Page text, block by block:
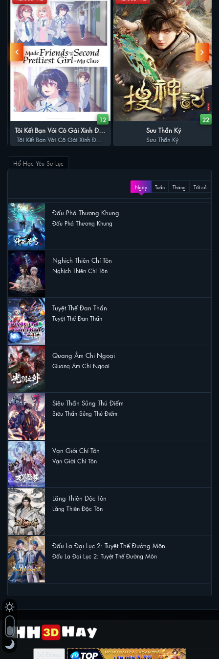
12
Tôi Kết Bạn Với Cô Gái Xinh Đẹp
Thứ Hai Trong Lớp
Tôi Kết Bạn Với Cô Gái Xinh Đẹp
Thứ Hai Trong Lớp
22
Sưu Thần Ký
Sưu Thần Ký
Hổ Hạc Yêu Sư Lục
Ngày Tuần Tháng Tất cả
Đấu Phá Thương Khung
Đấu Phá Thương Khung
Nghịch Thiên Chí Tôn
Nghịch Thiên Chí Tôn
Tuyệt Thế Đan Thần
Tuyệt Thế Đan Thần
Quang Âm Chi Ngoại
Quang Âm Chi Ngoại
Siêu Thần Sủng Thú Điếm
Siêu Thần Sủng Thú Điếm
Vạn Giới Chí Tôn
Vạn Giới Chí Tôn
Lăng Thiên Độc Tôn
Lăng Thiên Độc Tôn
Đấu La Đại Lục 2: Tuyệt Thế Đường Môn
Đấu La Đại Lục 2: Tuyệt Thế Đường Môn